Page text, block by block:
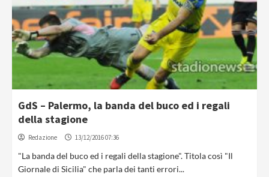
GdS – Palermo, la banda del buco ed i regali
della stagione
Redazione 13/12/2016 07:36
"La banda del buco ed i regali della stagione". Titola così "Il
Giornale di Sicilia" che parla dei tanti errori...